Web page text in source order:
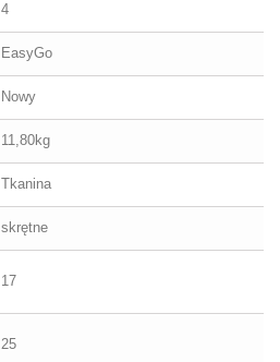
4
EasyGo
Nowy
11,80kg
Tkanina
skrętne
17
25